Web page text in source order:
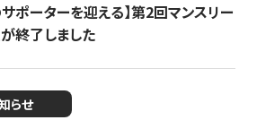
ポーターを迎える】第2回マンスリー
終了しました
らせ